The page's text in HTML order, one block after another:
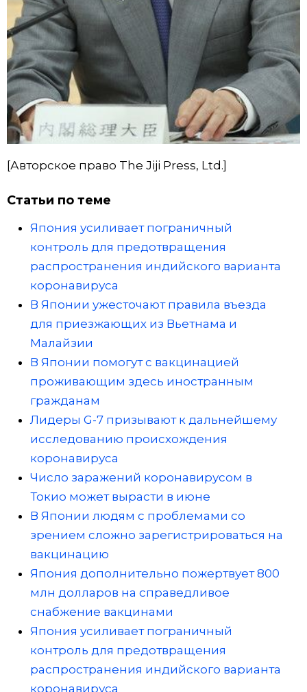
[Авторское право The Jiji Press, Ltd.]
Статьи по теме
Япония усиливает пограничный
контроль для предотвращения
распространения индийского варианта
коронавируса
В Японии ужесточают правила въезда
для приезжающих из Вьетнама и
Малайзии
В Японии помогут с вакцинацией
проживающим здесь иностранным
гражданам
Лидеры G-7 призывают к дальнейшему
исследованию происхождения
коронавируса
Число заражений коронавирусом в
Токио может вырасти в июне
В Японии людям с проблемами со
зрением сложно зарегистрироваться на
вакцинацию
Япония дополнительно пожертвует 800
млн долларов на справедливое
снабжение вакцинами
Япония усиливает пограничный
контроль для предотвращения
распространения индийского варианта
коронавируса